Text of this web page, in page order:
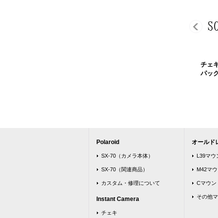
チェ
パッ
Polaroid
SX-70（カメラ本体）
SX-70（関連商品）
カスタム・修理について
Instant Camera
チェキ
オールド
L39マウ
M42マ
Cマウン
その他